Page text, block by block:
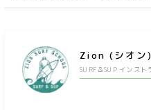
Zion (シオン)
SURF＆SUP インスト